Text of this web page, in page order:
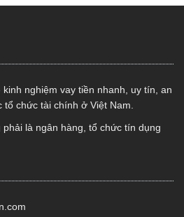
nghiệm vay tiền nhanh, uy tín, an
chức tài chính ở Việt Nam.
là ngân hàng, tổ chức tín dụng